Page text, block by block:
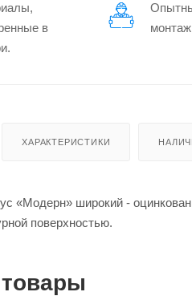
в
ХАРАКТЕРИСТИКИ
«Модерн» широкий -
поверхностью.